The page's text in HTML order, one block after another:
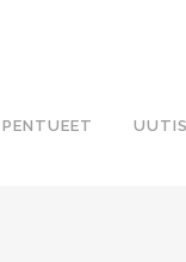
PENTUEET